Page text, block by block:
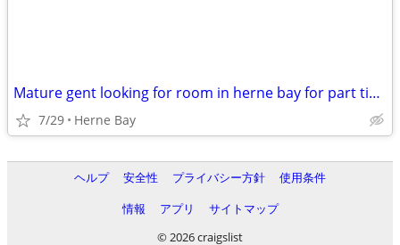
Mature gent looking for room in herne bay for part time massage.
7/29 Herne Bay
ヘルプ 安全性 プライバシー方針
使用条件
情報
アプリ
サイトマップ
© 2026 craigslist